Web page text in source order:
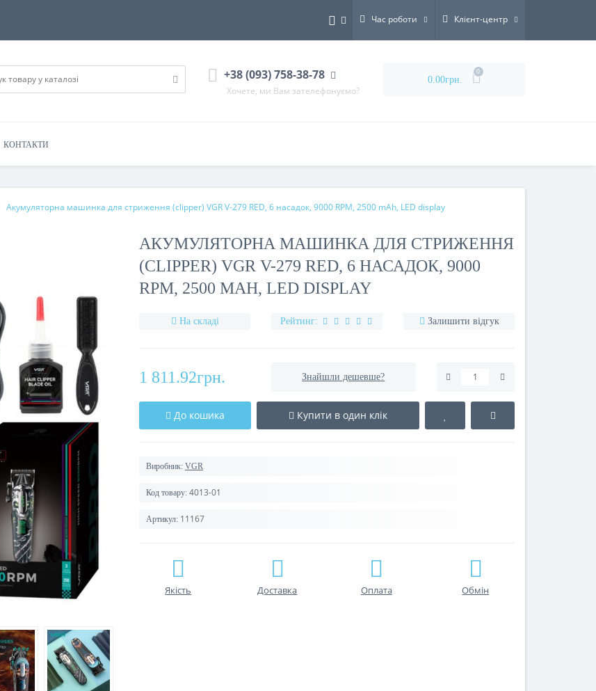
Час роботи Клієнт-центр
+38 (093) 758-38-78
Хочете, ми Вам зателефонуємо?
0.00грн.
0
КОНТАКТИ
Акумуляторна машинка для стриження (clipper) VGR V-279 RED, 6 насадок, 9000 RPM, 2500 mAh, LED display
АКУМУЛЯТОРНА МАШИНКА ДЛЯ СТРИЖЕННЯ
(CLIPPER) VGR V-279 RED, 6 НАСАДОК, 9000
RPM, 2500 MAH, LED DISPLAY
На складі Рейтинг: Залишити відгук
1 811.92грн. Знайшли дешевше?
До кошика Купити в один клік
Виробник: VGR
Код товару: 4013-01
Артикул: 11167
Якість Доставка Оплата Обмін